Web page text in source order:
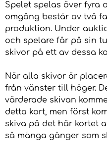
Spelet spelas över fyra
omgång består av två
produktion. Under
och spelare får på sin
skivor på ett av dessa
När alla skivor är
från vänster till höger.
värderade skivan
detta kort, men först
skiva på det här kortet
så många gånger som